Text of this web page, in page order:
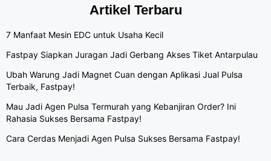
Artikel Terbaru
7 Manfaat Mesin EDC untuk Usaha Kecil
Fastpay Siapkan Juragan Jadi Gerbang Akses Tiket Antarpulau
Ubah Warung Jadi Magnet Cuan dengan Aplikasi Jual Pulsa
Terbaik, Fastpay!
Mau Jadi Agen Pulsa Termurah yang Kebanjiran Order? Ini
Rahasia Sukses Bersama Fastpay!
Cara Cerdas Menjadi Agen Pulsa Sukses Bersama Fastpay!